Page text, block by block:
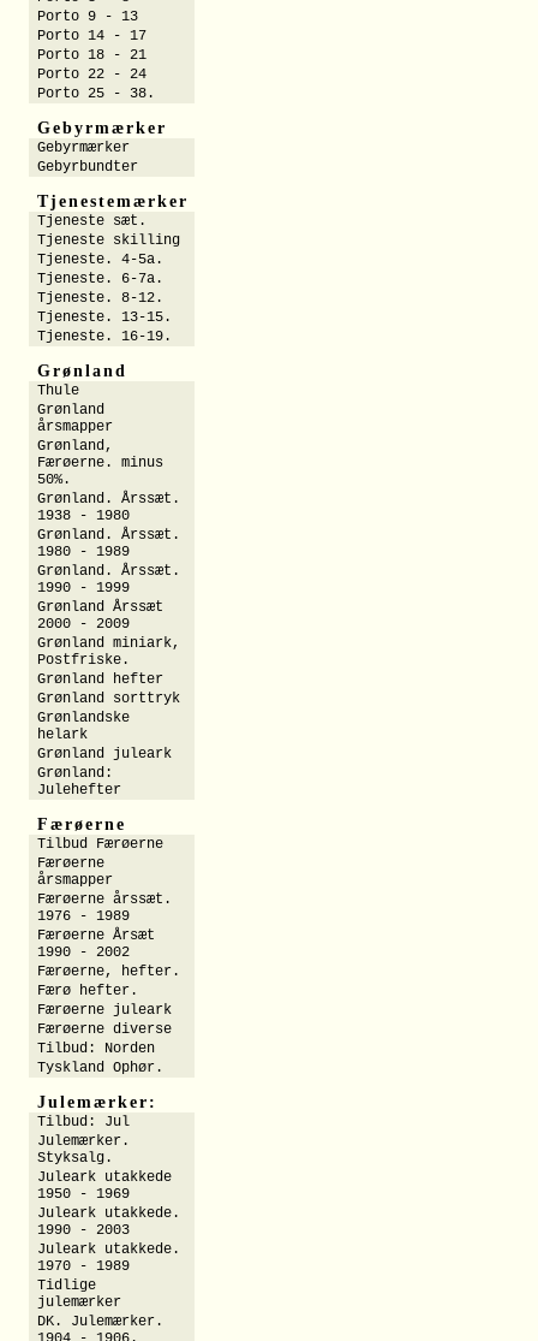
Porto 9 - 13
Porto 14 - 17
Porto 18 - 21
Porto 22 - 24
Porto 25 - 38.
Gebyrmærker
Gebyrmærker
Gebyrbundter
Tjenestemærker
Tjeneste sæt.
Tjeneste skilling
Tjeneste. 4-5a.
Tjeneste. 6-7a.
Tjeneste. 8-12.
Tjeneste. 13-15.
Tjeneste. 16-19.
Grønland
Thule
Grønland
årsmapper
Grønland,
Færøerne. minus
50%.
Grønland. Årssæt.
1938 - 1980
Grønland. Årssæt.
1980 - 1989
Grønland. Årssæt.
1990 - 1999
Grønland Årssæt
2000 - 2009
Grønland miniark,
Postfriske.
Grønland hefter
Grønland sorttryk
Grønlandske
helark
Grønland juleark
Grønland:
Julehefter
Færøerne
Tilbud Færøerne
Færøerne
årsmapper
Færøerne årssæt.
1976 - 1989
Færøerne Årsæt
1990 - 2002
Færøerne, hefter.
Færø hefter.
Færøerne juleark
Færøerne diverse
Tilbud: Norden
Tyskland Ophør.
Julemærker:
Tilbud: Jul
Julemærker.
Styksalg.
Juleark utakkede
1950 - 1969
Juleark utakkede.
1990 - 2003
Juleark utakkede.
1970 - 1989
Tidlige
julemærker
DK. Julemærker.